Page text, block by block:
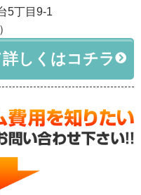
5丁目9-1
しくはコチラ